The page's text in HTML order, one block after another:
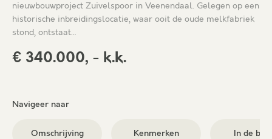
nieuwbouwproject Zuivelspoor in Veenendaal. Gelegen op een
historische inbreidingslocatie, waar ooit de oude melkfabriek
stond, ontstaat…
€ 340.000, - k.k.
Navigeer naar
Omschrijving Kenmerken In de